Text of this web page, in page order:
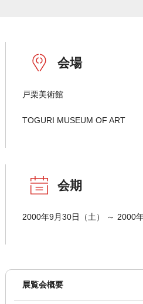
会場
戸栗美術館
TOGURI MUSEUM OF ART
会期
2000年9月30日（土） ～ 2000
展覧会概要